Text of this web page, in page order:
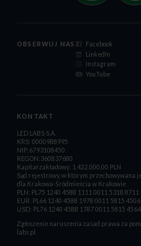
OBSERWUJ NAS
Facebook
LinkedIn
Instagram
YouTube
KONTAKT
LED LABS S.A.
KRS: 0000988995
NIP:6793108450
REGON:360837680
Kapitał zakładowy: 1.422.000,00 PLN
Sąd rejestrowy, w którym przechowywana
dla Krakowa-Śródmieścia w Krakowie
PLN: PL75 1240 4588 1111 0011 5318 8711
EUR: PL66 1240 4588 1978 0011 5815 4506
USD: PL76 1240 4588 1787 0011 5815 4564
Zgłoszenie naruszenia zasad prawa za
labs.pl